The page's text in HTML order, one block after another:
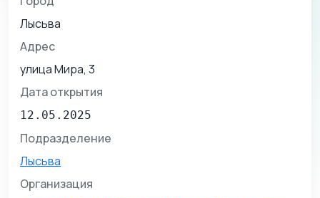
Лысьва
Адрес
улица Мира, 3
Дата открытия
12.05.2025
Подразделение
Лысьва
Организация